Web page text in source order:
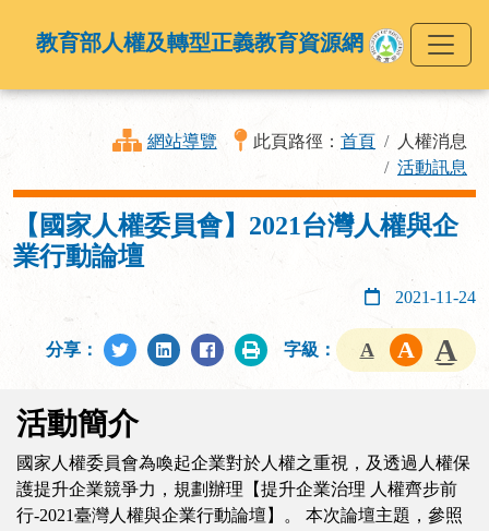
教育部人權及轉型正義教育資源網
網站導覽 此頁路徑： 首頁
人權消息
活動訊息
【國家人權委員會】2021台灣人權與企
業行動論壇
2021-11-24
分享： 字級：
活動簡介
國家人權委員會為喚起企業對於人權之重視，及透過人權保
護提升企業競爭力，規劃辦理【提升企業治理 人權齊步前
行-2021臺灣人權與企業行動論壇】。 本次論壇主題，參照